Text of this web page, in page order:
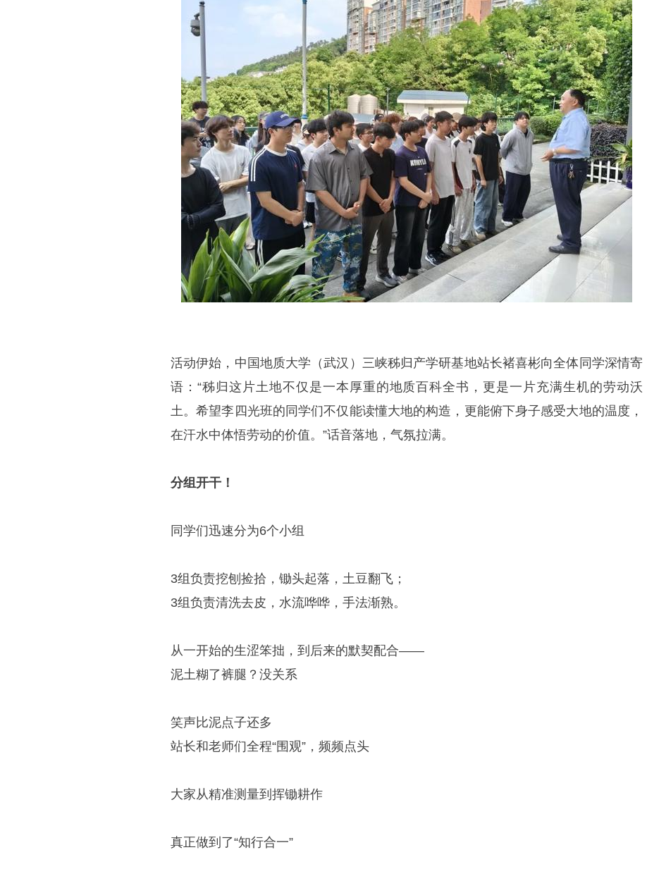
活动伊始，中国地质大学（武汉）三峡秭归产学研基地站长褚喜彬向全体同学深情寄
语：“秭归这片土地不仅是一本厚重的地质百科全书，更是一片充满生机的劳动沃
土。希望李四光班的同学们不仅能读懂大地的构造，更能俯下身子感受大地的温度，
在汗水中体悟劳动的价值。”话音落地，气氛拉满。
分组开干！
同学们迅速分为6个小组
3组负责挖刨捡拾，锄头起落，土豆翻飞；
3组负责清洗去皮，水流哗哗，手法渐熟。
从一开始的生涩笨拙，到后来的默契配合——
泥土糊了裤腿？没关系
笑声比泥点子还多
站长和老师们全程“围观”，频频点头
大家从精准测量到挥锄耕作
真正做到了“知行合一”